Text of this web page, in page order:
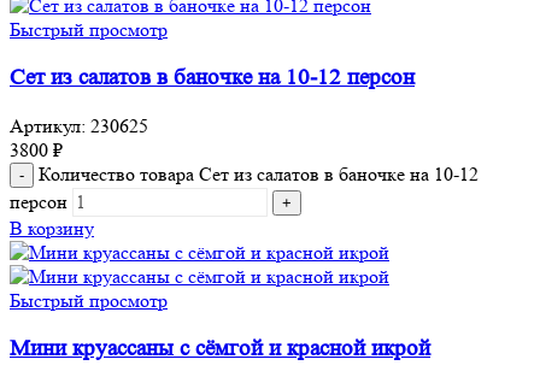
Быстрый просмотр
Сет из салатов в баночке на 10-12 персон
Артикул: 230625
3800 ₽
Количество товара Сет из салатов в баночке на 10-12
персон
В корзину
Быстрый просмотр
Мини круассаны с сёмгой и красной икрой